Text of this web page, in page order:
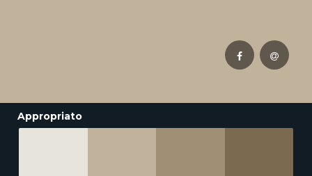
Appropriato